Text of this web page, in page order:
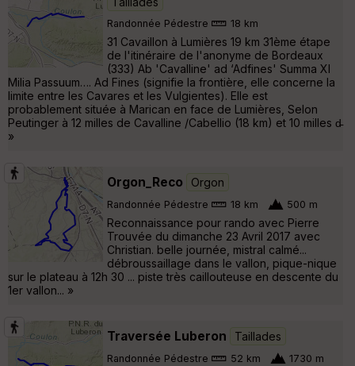
Randonnée Pédestre 18 km
31 Cavaillon à Lumières 19 km 31ème étape
de l'itinéraire de l'anonyme de Bordeaux
(333) Ab 'Cavalline' ad ‘Adfines' Summa XI
Milia Passuum…. Ad Fines (signifie la frontière, elle concerne la
limite entre les Cavares et les Vulgientes). Elle est
probablement située à Marican en face de Lumières, Selon
Peutinger à 12 milles de Cavalline /Cabellio (18 km) et 10 milles d̵
»
Orgon_Reco Orgon
Randonnée Pédestre 18 km 500 m
Reconnaissance pour rando avec Pierre
Trouvée du dimanche 23 Avril 2017 avec
Christian. belle journée, mistral calmé...
débroussaillage dans le vallon, pique-nique
sur le plateau à 12h 30 ... piste très caillouteuse en descente du
1er vallon... »
Traversée Luberon Taillades
Randonnée Pédestre 52 km 1730 m